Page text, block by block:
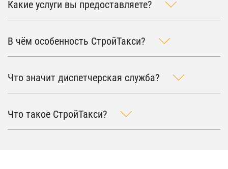
Какие услуги вы предоставляете?
В чём особенность СтройТакси?
Что значит диспетчерская служба?
Что такое СтройТакси?